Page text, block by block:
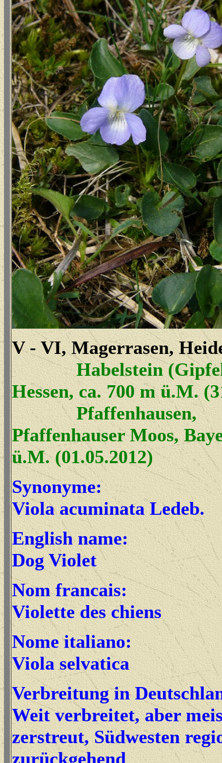
V - VI, Magerrasen,
Habelstein
Hessen, ca. 700 m ü.M.
Pfaffenhausen,
Pfaffenhauser Moos,
ü.M. (01.05.2012)
Synonyme:
Viola acuminata Ledeb.
English name:
Dog Violet
Nom francais:
Violette des chiens
Nome italiano:
Viola selvatica
Verbreitung in
Weit verbreitet, aber
zerstreut, Südwesten
zurückgehend